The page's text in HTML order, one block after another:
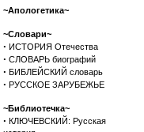
~Апологетика~
~Словари~
· ИСТОРИЯ Отечества
· СЛОВАРЬ биографий
· БИБЛЕЙСКИЙ словарь
· РУССКОЕ ЗАРУБЕЖЬЕ
~Библиотечка~
· КЛЮЧЕВСКИЙ: Русская